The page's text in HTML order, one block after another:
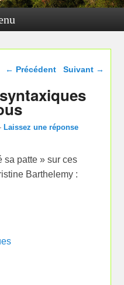
Navigation dans les
← Précédent Suivant →
Laissez une réponse
sa patte » sur ces
Barthelemy :